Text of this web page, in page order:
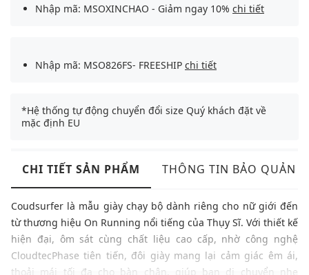
Nhập mã: MSOXINCHAO - Giảm ngay 10% chi tiết
Nhập mã: MSO826FS- FREESHIP chi tiết
*Hệ thống tự động chuyển đổi size Quý khách đặt về
mặc định EU
CHI TIẾT SẢN PHẨM THÔNG TIN BẢO QUẢN
Coudsurfer là mẫu giày chạy bộ dành riêng cho nữ giới đến
từ thương hiệu On Running nổi tiếng của Thụy Sĩ. Với thiết kế
hiện đại, ôm sát cùng chất liệu cao cấp, nhờ công nghệ
CloudtecPhase tiên tiến, đôi giày mang lại cảm giác êm ái,
thoải mái tối đa cho bàn chân, giúp bạn di chuyển nhẹ